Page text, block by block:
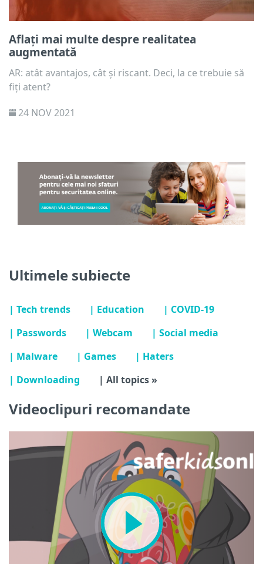
Aflați mai multe despre realitatea
augmentată
AR: atât avantajos, cât și riscant. Deci, la ce trebuie să
fiți atent?
24 NOV 2021
Ultimele subiecte
| Tech trends | Education
| COVID-19
| Passwords
| Webcam
| Social media
| Malware
| Games
| Haters
| Downloading
| All topics »
Videoclipuri recomandate